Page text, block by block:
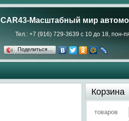
CAR43-Масштабный мир
Тел.: +7 (916) 729-3639 с 10 до 18, пон-
Поделиться…
Корзина
товаров